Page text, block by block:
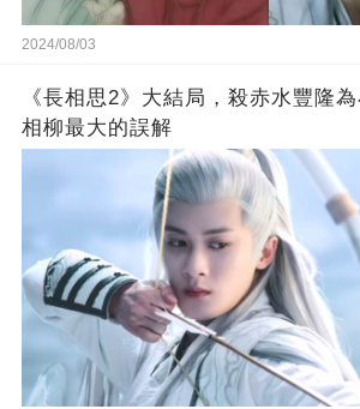
2024/08/03
《長相思2》大結局，殺赤水豐隆
相柳最大的誤解